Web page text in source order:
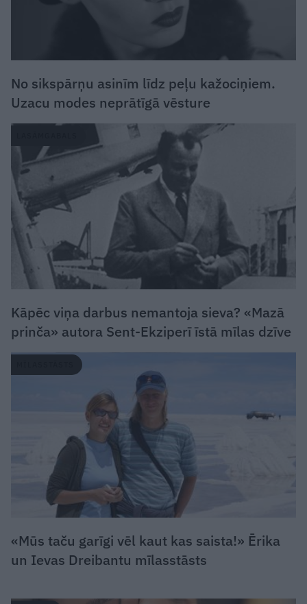
No sikspārņu asinīm līdz peļu kažociņiem.
Uzacu modes neprātīgā vēsture
Kāpēc viņa darbus nemantoja sieva? «Mazā
prinča» autora Sent-Ekziperī īstā mīlas dzīve
«Mūs taču garīgi vēl kaut kas saista!» Ērika
un Ievas Dreibantu mīlasstāsts